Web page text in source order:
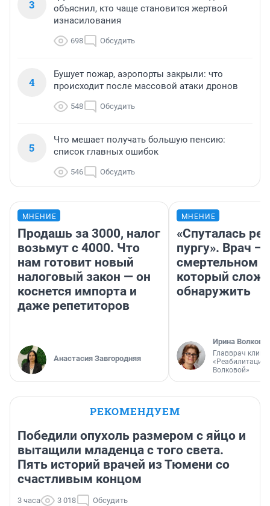
3
объяснил, кто чаще становится жертвой
изнасилования
698 Обсудить
4
Бушует пожар, аэропорты закрыли: что
происходит после массовой атаки дронов
548 Обсудить
5
Что мешает получать большую пенсию:
список главных ошибок
546 Обсудить
МНЕНИЕ
Продашь за 3000, налог
возьмут с 4000. Что
нам готовит новый
налоговый закон — он
коснется импорта и
даже репетиторов
Анастасия Завгородняя
МНЕНИЕ
«Спуталась
пургу». Врач —
смертельном
который
обнаружить
Ирина Волкова
Главврач
«Реабилитация
Волковой»
РЕКОМЕНДУЕМ
Победили опухоль размером с яйцо и
вытащили младенца с того света.
Пять историй врачей из Тюмени со
счастливым концом
3 часа 3 018 Обсудить